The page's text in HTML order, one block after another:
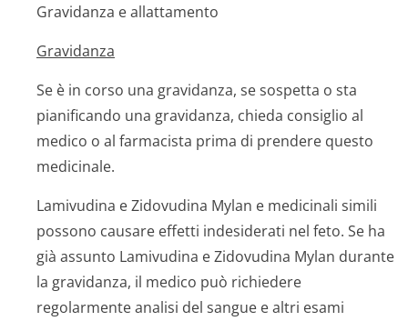
Gravidanza e allattamento
Gravidanza
Se è in corso una gravidanza, se sospetta o sta
pianificando una gravidanza, chieda consiglio al
medico o al farmacista prima di prendere questo
medicinale.
Lamivudina e Zidovudina Mylan e medicinali simili
possono causare effetti indesiderati nel feto. Se ha
già assunto Lamivudina e Zidovudina Mylan durante
la gravidanza, il medico può richiedere
regolarmente analisi del sangue e altri esami